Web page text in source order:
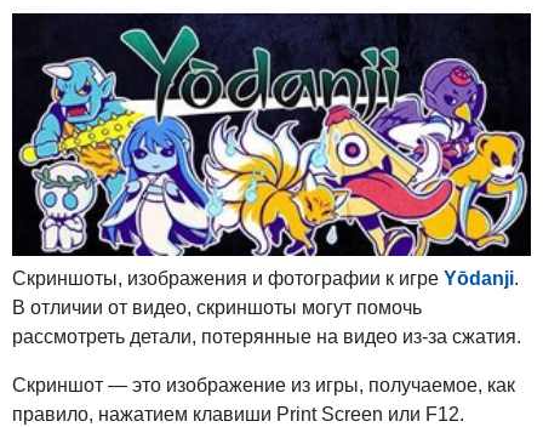
Скриншоты, изображения и фотографии к игре Yōdanji.
В отличии от видео, скриншоты могут помочь
рассмотреть детали, потерянные на видео из-за сжатия.
Скриншот — это изображение из игры, получаемое, как
правило, нажатием клавиши Print Screen или F12.